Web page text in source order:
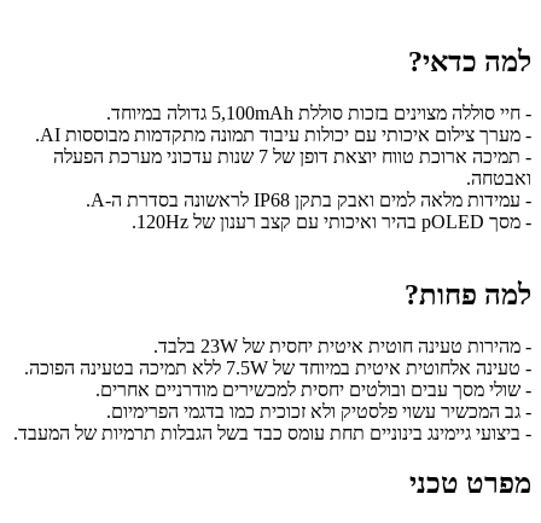
למה כדאי?
- חיי סוללה מצוינים בזכות סוללת 5,100mAh גדולה במיוחד.
- מערך צילום איכותי עם יכולות עיבוד תמונה מתקדמות מבוססות AI.
- תמיכה ארוכת טווח יוצאת דופן של 7 שנות עדכוני מערכת הפעלה
ואבטחה.
- עמידות מלאה למים ואבק בתקן IP68 לראשונה בסדרת ה-A.
- מסך pOLED בהיר ואיכותי עם קצב רענון של 120Hz.
למה פחות?
- מהירות טעינה חוטית איטית יחסית של 23W בלבד.
- טעינה אלחוטית איטית במיוחד של 7.5W ללא תמיכה בטעינה הפוכה.
- שולי מסך עבים ובולטים יחסית למכשירים מודרניים אחרים.
- גב המכשיר עשוי פלסטיק ולא זכוכית כמו בדגמי הפרימיום.
- ביצועי גיימינג בינוניים תחת עומס כבד בשל הגבלות תרמיות של המעבד.
מפרט טכני